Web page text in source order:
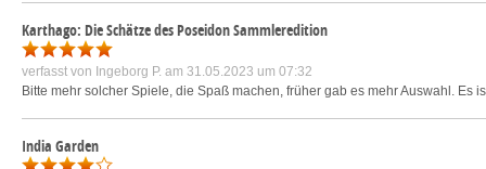
Karthago: Die Schätze des Poseidon Sammleredition
verfasst von Ingeborg P. am 31.05.2023 um 07:32
Bitte mehr solcher Spiele, die Spaß machen, früher gab es mehr Auswahl.
India Garden